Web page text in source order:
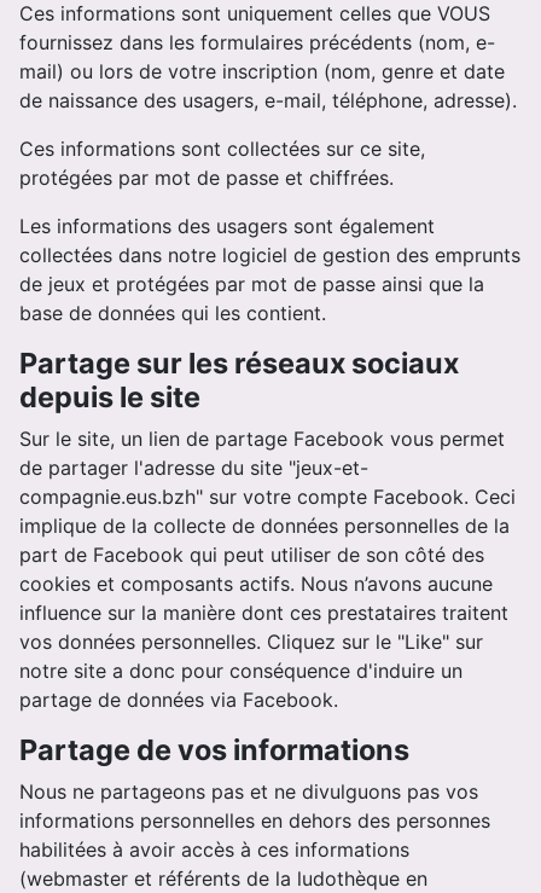
Ces informations sont uniquement celles que VOUS
fournissez dans les formulaires précédents (nom, e-
mail) ou lors de votre inscription (nom, genre et date
de naissance des usagers, e-mail, téléphone, adresse).
Ces informations sont collectées sur ce site,
protégées par mot de passe et chiffrées.
Les informations des usagers sont également
collectées dans notre logiciel de gestion des emprunts
de jeux et protégées par mot de passe ainsi que la
base de données qui les contient.
Partage sur les réseaux sociaux
depuis le site
Sur le site, un lien de partage Facebook vous permet
de partager l'adresse du site "jeux-et-
compagnie.eus.bzh" sur votre compte Facebook. Ceci
implique de la collecte de données personnelles de la
part de Facebook qui peut utiliser de son côté des
cookies et composants actifs. Nous n’avons aucune
influence sur la manière dont ces prestataires traitent
vos données personnelles. Cliquez sur le "Like" sur
notre site a donc pour conséquence d'induire un
partage de données via Facebook.
Partage de vos informations
Nous ne partageons pas et ne divulguons pas vos
informations personnelles en dehors des personnes
habilitées à avoir accès à ces informations
(webmaster et référents de la ludothèque en